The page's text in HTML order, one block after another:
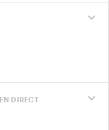
expand_more
expand_more
DIRECT